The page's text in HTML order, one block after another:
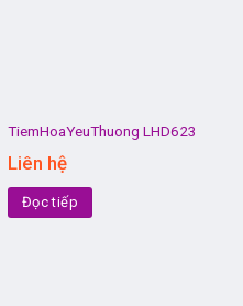
TiemHoaYeuThuong LHD623
Liên hệ
Đọc tiếp